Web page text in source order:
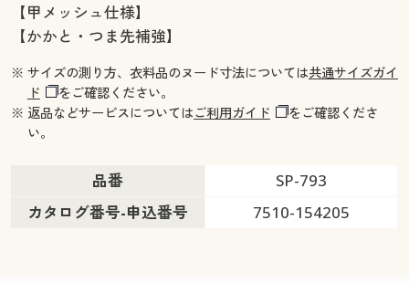
【甲メッシュ仕様】
【かかと・つま先補強】
※ サイズの測り方、衣料品のヌード寸法については共通サイズガイ
ド
をご確認ください。
※ 返品などサービスについてはご利用ガイド
をご確認くださ
い。
品番
SP-793
カタログ番号-申込番号
7510-154205